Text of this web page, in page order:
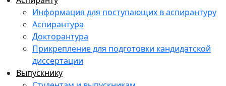
Информация для поступающих в аспирантуру
Аспирантура
Докторантура
Прикрепление для подготовки кандидатской
диссертации
Выпускнику